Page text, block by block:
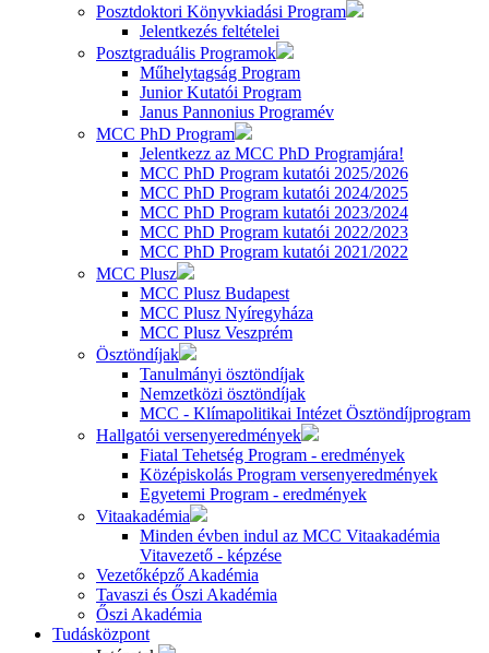
Posztdoktori Könyvkiadási Program
Jelentkezés feltételei
Posztgraduális Programok
Műhelytagság Program
Junior Kutatói Program
Janus Pannonius Programév
MCC PhD Program
Jelentkezz az MCC PhD Programjára!
MCC PhD Program kutatói 2025/2026
MCC PhD Program kutatói 2024/2025
MCC PhD Program kutatói 2023/2024
MCC PhD Program kutatói 2022/2023
MCC PhD Program kutatói 2021/2022
MCC Plusz
MCC Plusz Budapest
MCC Plusz Nyíregyháza
MCC Plusz Veszprém
Ösztöndíjak
Tanulmányi ösztöndíjak
Nemzetközi ösztöndíjak
MCC - Klímapolitikai Intézet Ösztöndíjprogram
Hallgatói versenyeredmények
Fiatal Tehetség Program - eredmények
Középiskolás Program versenyeredmények
Egyetemi Program - eredmények
Vitaakadémia
Minden évben indul az MCC Vitaakadémia
Vitavezető - képzése
Vezetőképző Akadémia
Tavaszi és Őszi Akadémia
Őszi Akadémia
Tudásközpont